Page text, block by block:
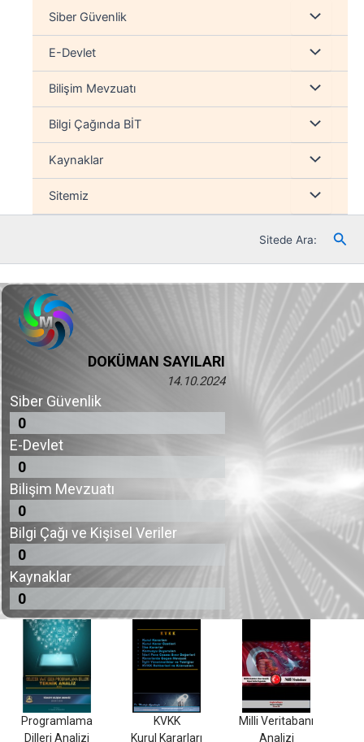
Siber Güvenlik Menu
düğmesi
E-Devlet Menu
düğmesi
Bilişim Mevzuatı Menu
düğmesi
Bilgi Çağında BİT Menu
düğmesi
Kaynaklar Menu
düğmesi
Sitemiz Menu
düğmesi
Sitede Ara:
DOKÜMAN SAYILARI
14.10.2024
Siber Güvenlik
0
E-Devlet
0
Bilişim Mevzuatı
0
Bilgi Çağı ve Kişisel Veriler
0
Kaynaklar
0
Programlama
Dilleri Analizi
KVKK
Kurul Kararları
Milli Veritabanı
Analizi